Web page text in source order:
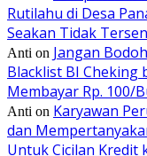
Rutilahu di Desa
Seakan Tidak
Anti on Jangan
Blacklist BI Cheking
Membayar Rp. 100/
Anti on Karyawan
dan
Untuk Cicilan Kredit